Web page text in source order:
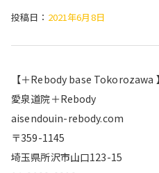
投稿日： 2021年6月8日
【＋Rebody base
愛泉道院＋Rebody
aisendouin-rebody.com
〒359-1145
埼玉県所沢市山口123-15